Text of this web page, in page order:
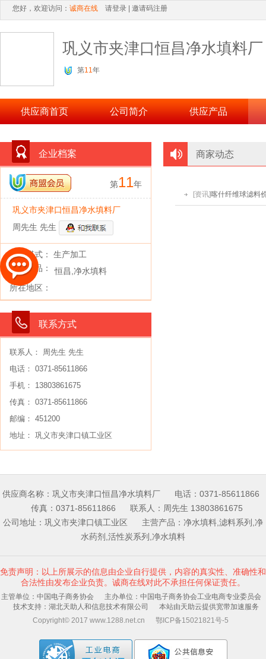
您好，欢迎访问： 诚商在线 请登录 邀请码注册
巩义市夹津口恒昌净水填料厂
第11年
供应商首页 公司简介 供应产品
企业档案
第11年
巩义市夹津口恒昌净水填料厂
周先生 先生
经营模式： 生产加工
主要产品：
恒昌,净水填料
所在地区：
联系方式
联系人： 周先生 先生
电话： 0371-85611866
手机： 13803861675
传真： 0371-85611866
邮编： 451200
地址： 巩义市夹津口镇工业区
商家动态
[资讯]喀什纤维球滤料
供应商名称：巩义市夹津口恒昌净水填料厂 电话：0371-85611866
传真：0371-85611866 联系人：周先生 13803861675
公司地址：巩义市夹津口镇工业区 主营产品：净水填料,滤料系列,净
水药剂,活性炭系列,净水填料
免责声明：以上所展示的信息由企业自行提供，内容的真实性、准确性和
合法性由发布企业负责。诚商在线对此不承担任何保证责任。
主管单位：中国电子商务协会 主办单位：中国电子商务协会工业电商专业委员会
技术支持：湖北天助人和信息技术有限公司 本站由天助云提供宽带加速服务
Copyright© 2017 www.1288.net.cn 鄂ICP备15021821号-5